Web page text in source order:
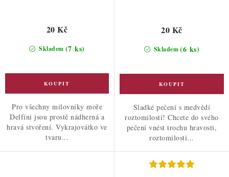
Skladem (7 ks)
20 Kč
Pro všechny milovníky moře
Delfíni jsou prostě nádherná a
hravá stvoření. Vykrajovátko ve
tvaru...
Skladem(6 ks)
20 Kč
Sladké pečení s medvědí
roztomilostí! Chcete do svého
pečení vnést trochu hravosti,
roztomilosti...